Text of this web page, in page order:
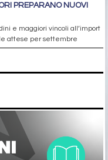
PREPARANO NUOVI
e maggiori vincoli all’import
attese per settembre